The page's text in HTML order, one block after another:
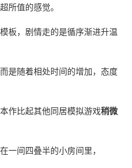
所值的感觉。
板，剧情走的是循序渐进升温
是随着相处时间的增加，态度
作比起其他同居模拟游戏稍微
一间四叠半的小房间里，